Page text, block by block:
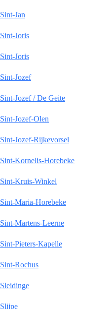
Sint-Jan
Sint-Joris
Sint-Joris
Sint-Jozef
Sint-Jozef / De Geite
Sint-Jozef-Olen
Sint-Jozef-Rijkevorsel
Sint-Kornelis-Horebeke
Sint-Kruis-Winkel
Sint-Maria-Horebeke
Sint-Martens-Leerne
Sint-Pieters-Kapelle
Sint-Rochus
Sleidinge
Slijpe